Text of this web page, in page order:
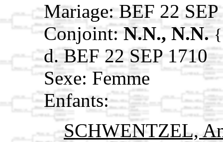
Mariage: BEF 22
Conjoint: N.N., N.N.
d. BEF 22 SEP 1710
Sexe: Femme
Enfants:
SCHWENTZEL,